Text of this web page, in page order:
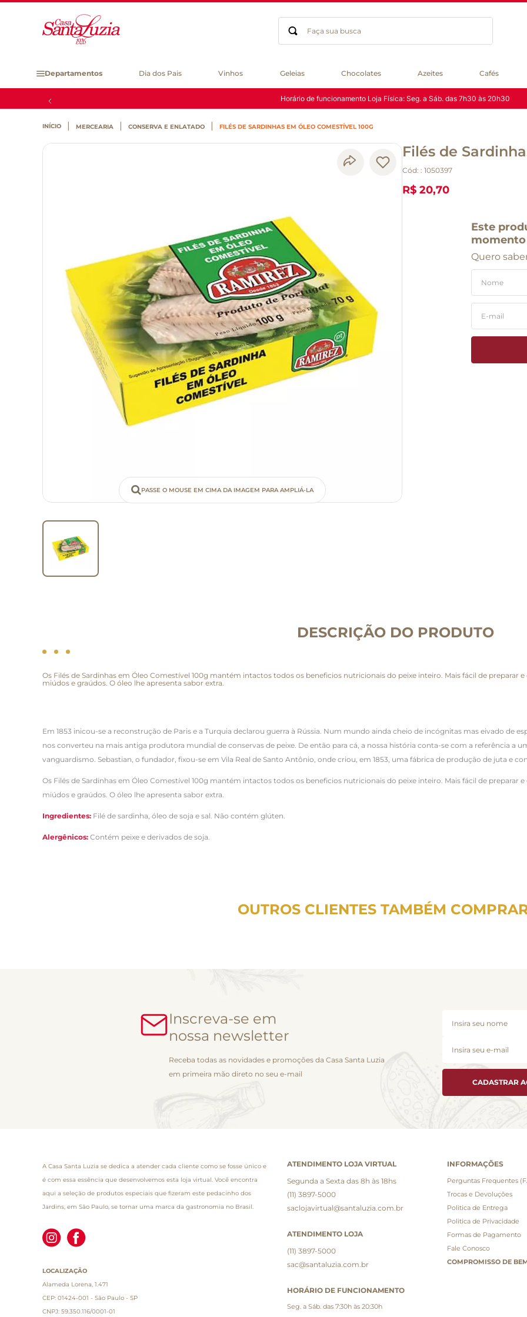
Faça sua busca
Departamentos Dia dos Pais Vinhos Geleias Chocolates Azeites Cafés
Horário de funcionamento Loja Física: Seg. a Sáb. das 7h30 às 20h30
MERCEARIA CONSERVA E ENLATADO FILÉS DE SARDINHAS EM ÓLEO COMESTÍVEL 100G
PASSE O MOUSE EM CIMA DA IMAGEM PARA AMPLIÁ-LA
Filés de
Cód: : 1050397
R$ 20,70
Este
momento
Quero
DESCRIÇÃO DO PRODUTO
Os Filés de Sardinhas em Óleo Comestível 100g mantém intactos todos os beneficios nutricionais do peixe inteiro. Mais fácil de preparar
miúdos e graúdos. O óleo lhe apresenta sabor extra.
Em 1853 inicou-se a reconstrução de Paris e a Turquia declarou guerra à Rússia. Num mundo ainda cheio de incógnitas mas eivado de
nos converteu na mais antiga produtora mundial de conservas de peixe. De então para cá, a nossa história conta-se com a referência a
vanguardismo. Sebastian, o fundador, fixou-se em Vila Real de Santo Antônio, onde criou, em 1853, uma fábrica de produção de juta e
Os Filés de Sardinhas em Óleo Comestível 100g mantém intactos todos os beneficios nutricionais do peixe inteiro. Mais fácil de preparar
miúdos e graúdos. O óleo lhe apresenta sabor extra.
Ingredientes: Filé de sardinha, óleo de soja e sal. Não contém glúten.
Alergênicos: Contém peixe e derivados de soja.
OUTROS CLIENTES TAMBÉM
Inscreva-se em
nossa newsletter
Receba todas as novidades e promoções da Casa Santa Luzia
em primeira mão direto no seu e-mail
CADASTRAR
A Casa Santa Luzia se dedica a atender cada cliente como se fosse único e
é com essa essência que desenvolvemos esta loja virtual. Você encontra
aqui a seleção de produtos especiais que fizeram este pedacinho dos
Jardins, em São Paulo, se tornar uma marca da gastronomia no Brasil.
LOCALIZAÇÃO
Alameda Lorena, 1.471
CEP: 01424-001 - São Paulo - SP
CNPJ: 59.350.116/0001-01
ATENDIMENTO LOJA VIRTUAL
Segunda a Sexta das 8h às 18hs
(11) 3897-5000
saclojavirtual@santaluzia.com.br
ATENDIMENTO LOJA
(11) 3897-5000
sac@santaluzia.com.br
HORÁRIO DE FUNCIONAMENTO
Seg. a Sáb. das 7:30h às 20:30h
INFORMAÇÕES
Perguntas Frequentes
Trocas e Devoluções
Politica de Entrega
Politica de Privacidade
Formas de Pagamento
Fale Conosco
COMPROMISSO DE
gluten
chá
macarrão